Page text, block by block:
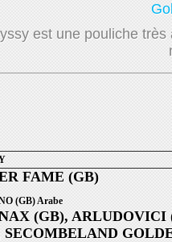
est une pouliche
FAME (GB)
(GB) Arabe
(GB), ARLUDOVICI
SECOMBELAND